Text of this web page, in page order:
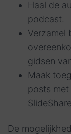
Haal de
podcast.
Verzamel
gidsen
Maak
posts
De